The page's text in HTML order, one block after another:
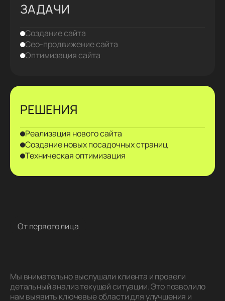
ЗАДАЧИ
Создание сайта
Сео-продвижение сайта
Оптимизация сайта
РЕШЕНИЯ
Реализация нового сайта
Создание новых посадочных страниц
Техническая оптимизация
От первого лица
Мы внимательно выслушали клиента и провели
детальный анализ текущей ситуации. Это позволило
нам выявить ключевые области для улучшения и